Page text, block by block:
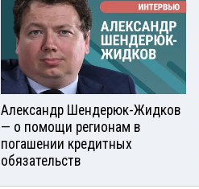
Александр Шендерюк-Жидков
— о помощи регионам в
погашении кредитных
обязательств